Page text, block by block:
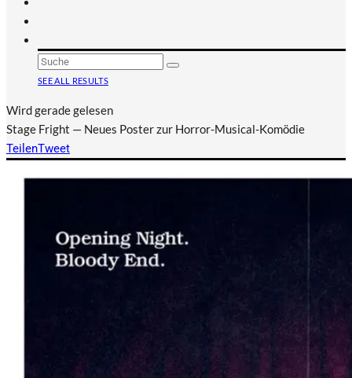
SEE ALL RESULTS
Wird gerade gelesen
Stage Fright — Neues Poster zur Horror-Musical-Komödie
TeilenTweet